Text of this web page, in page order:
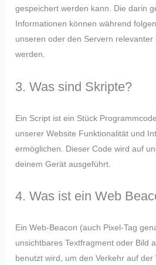
gespeichert werden kann. Die darin
Informationen können während
unseren oder den Servern
werden.
3. Was sind Skripte?
Ein Script ist ein Stück
unserer Website Funktionalität und
ermöglichen. Dieser Code wird auf
deinem Gerät ausgeführt.
4. Was ist ein Web
Ein Web-Beacon (auch Pixel-Tag
unsichtbares Textfragment oder Bild
benutzt wird, um den Verkehr auf der